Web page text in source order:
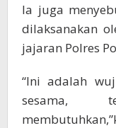
Ia juga
dilaksanakan
jajaran Polres
“Ini adalah
sesama,